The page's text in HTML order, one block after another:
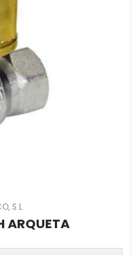
S.L
ARQUETA